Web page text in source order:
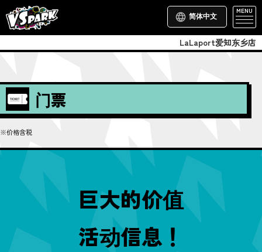
简体中文
MENU
LaLaport爱知东乡店
门票
※价格含税
巨大的价值
活动信息！